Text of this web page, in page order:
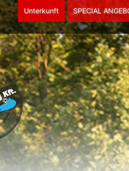
Unterkunft SPECIAL